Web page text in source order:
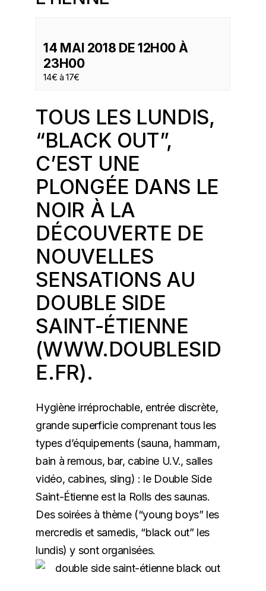
14 MAI 2018 DE 12H00 À
23H00
14€ à 17€
TOUS LES LUNDIS,
“BLACK OUT”,
C’EST UNE
PLONGÉE DANS LE
NOIR À LA
DÉCOUVERTE DE
NOUVELLES
SENSATIONS AU
DOUBLE SIDE
SAINT-ÉTIENNE
(WWW.DOUBLESID
E.FR).
Hygiène irréprochable, entrée discrète,
grande superficie comprenant tous les
types d’équipements (sauna, hammam,
bain à remous, bar, cabine U.V., salles
vidéo, cabines, sling) : le Double Side
Saint-Étienne est la Rolls des saunas.
Des soirées à thème (“young boys” les
mercredis et samedis, “black out” les
lundis) y sont organisées.